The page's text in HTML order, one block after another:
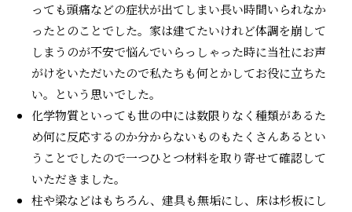
っても頭痛などの症状が出てしまい長い時間いられなか
ったとのことでした。家は建てたいけれど体調を崩して
しまうのが不安で悩んでいらっしゃった時に当社にお声
がけをいただいたので私たちも何とかしてお役に立ちた
い。という思いでした。
化学物質といっても世の中には数限りなく種類があるた
め何に反応するのか分からないものもたくさんあるとい
うことでしたので一つひとつ材料を取り寄せて確認して
いただきました。
柱や梁などはもちろん、建具も無垢にし、床は杉板にし